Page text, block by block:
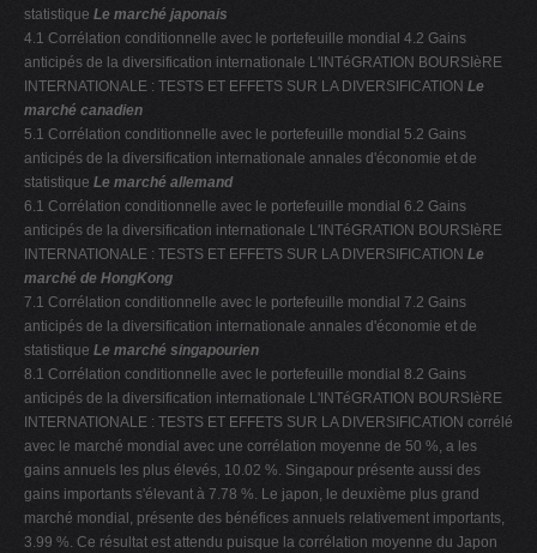
statistique Le marché japonais
4.1 Corrélation conditionnelle avec le portefeuille mondial 4.2 Gains
anticipés de la diversification internationale L'INTéGRATION BOURSIèRE
INTERNATIONALE : TESTS ET EFFETS SUR LA DIVERSIFICATION Le
marché canadien
5.1 Corrélation conditionnelle avec le portefeuille mondial 5.2 Gains
anticipés de la diversification internationale annales d'économie et de
statistique Le marché allemand
6.1 Corrélation conditionnelle avec le portefeuille mondial 6.2 Gains
anticipés de la diversification internationale L'INTéGRATION BOURSIèRE
INTERNATIONALE : TESTS ET EFFETS SUR LA DIVERSIFICATION Le
marché de HongKong
7.1 Corrélation conditionnelle avec le portefeuille mondial 7.2 Gains
anticipés de la diversification internationale annales d'économie et de
statistique Le marché singapourien
8.1 Corrélation conditionnelle avec le portefeuille mondial 8.2 Gains
anticipés de la diversification internationale L'INTéGRATION BOURSIèRE
INTERNATIONALE : TESTS ET EFFETS SUR LA DIVERSIFICATION corrélé
avec le marché mondial avec une corrélation moyenne de 50 %, a les
gains annuels les plus élevés, 10.02 %. Singapour présente aussi des
gains importants s'élevant à 7.78 %. Le japon, le deuxième plus grand
marché mondial, présente des bénéfices annuels relativement importants,
3.99 %. Ce résultat est attendu puisque la corrélation moyenne du Japon